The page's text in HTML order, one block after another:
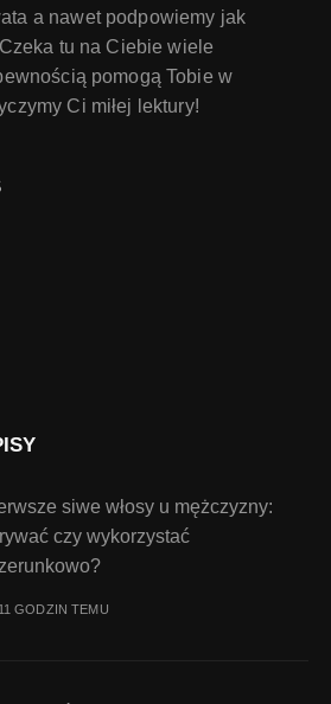
a nawet podpowiemy jak
tu na Ciebie wiele
pomogą Tobie w
Ci miłej lektury!
siwe włosy u mężczyzny:
czy wykorzystać
11 GODZIN TEMU